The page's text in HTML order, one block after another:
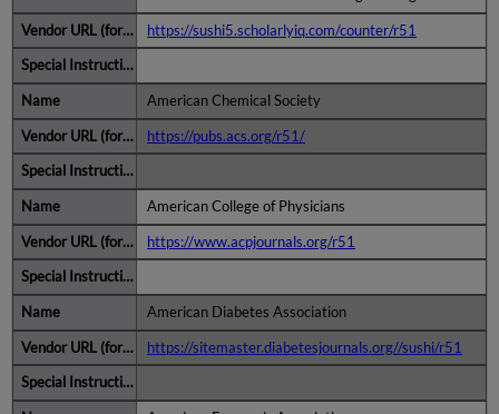
https://sushi5.scholarlyiq.com/counter/r51
American Chemical Society
https://pubs.acs.org/r51/
American College of Physicians
https://www.acpjournals.org/r51
American Diabetes Association
https://sitemaster.diabetesjournals.org//sushi/r51